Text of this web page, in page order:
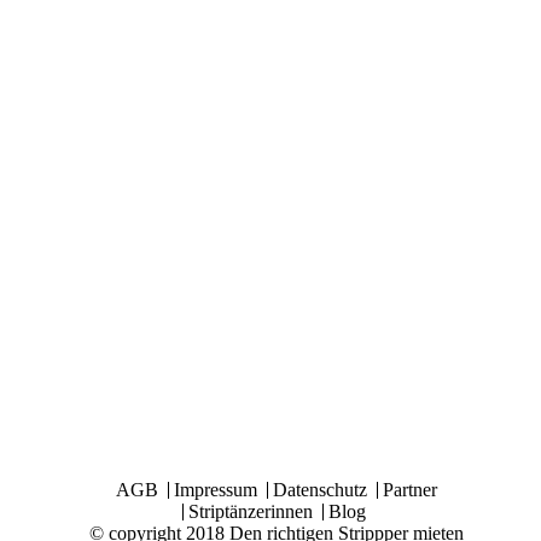
AGB Impressum Datenschutz
Partner
Striptänzerinnen
Blog
© copyright 2018 Den richtigen Strippper mieten